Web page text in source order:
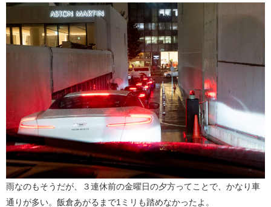
雨なのもそうだが、３連休前の金曜日の夕方ってことで、かなり車
通りが多い。飯倉あがるまで1ミリも踏めなかったよ。